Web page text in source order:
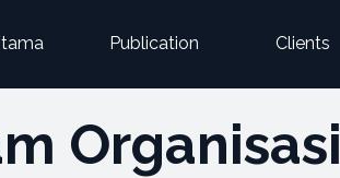
Publication Clients
Organisasi